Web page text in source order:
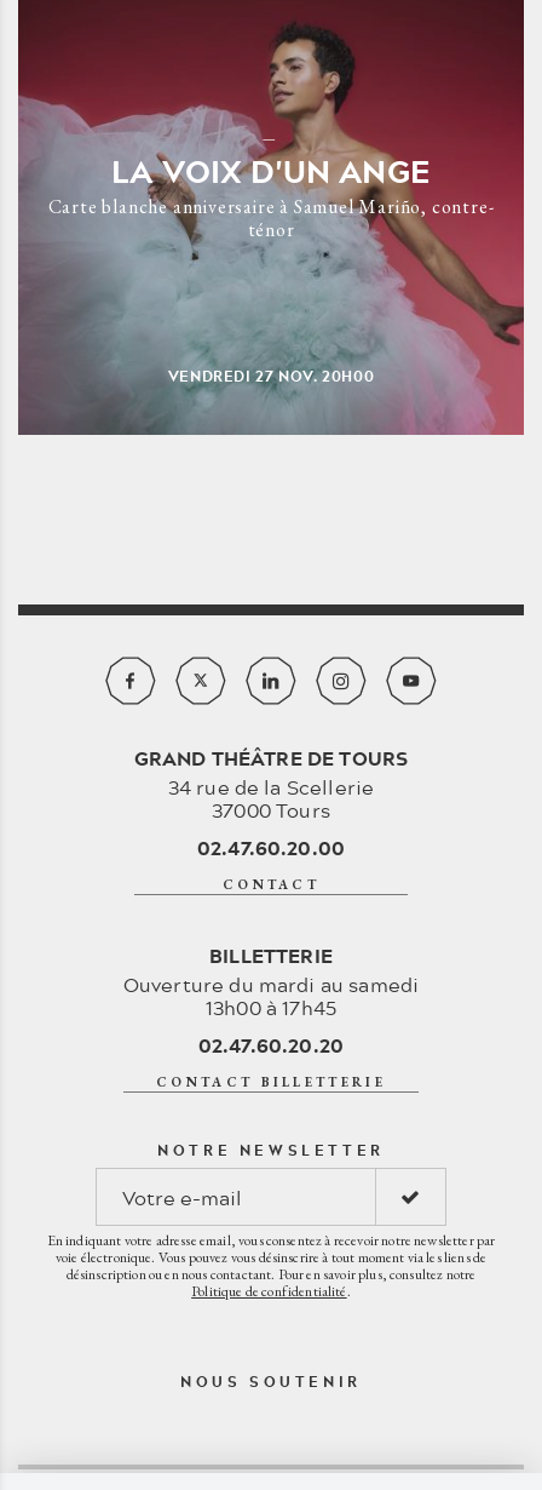
LA VOIX D'UN ANGE
Carte blanche anniversaire à Samuel Mariño, contre-
ténor
VENDREDI27NOV.20H00
GRAND THÉÂTRE DE TOURS
34 rue de la Scellerie
37000 Tours
02.47.60.20.00
CONTACT
BILLETTERIE
Ouverture du mardi au samedi
13h00 à 17h45
02.47.60.20.20
CONTACT BILLETTERIE
NOTRE NEWSLETTER
En indiquant votre adresse email, vous consentez à recevoir notre newsletter par
voie électronique. Vous pouvez vous désinscrire à tout moment via les liens de
désinscription ou en nous contactant. Pour en savoir plus, consultez notre
Politique de confidentialité.
NOUS SOUTENIR